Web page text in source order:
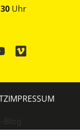
Uhr
Blog
IMPRESSUM